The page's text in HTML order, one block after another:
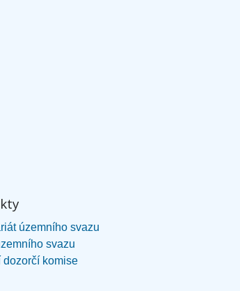
územního svazu
svazu
dozorčí komise